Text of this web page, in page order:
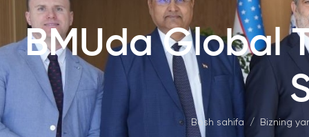
Ko'zlangan Natijalar va Maqsadlar
Sanoat Hamkorligi
Karyera Rivojlantirish Markazi
Korporativ Sektor bilan Ishlash
Professional Uyushmalarda Ishirok
Xalqaro Hamkorlik
Ilmiy
Ish O'rinlari
Akademik
Akademik
BMUda Global
Bosh sahifa / Bizning